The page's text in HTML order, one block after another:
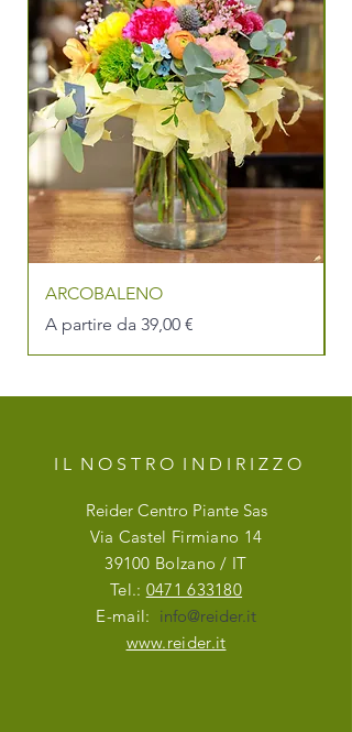
ARCOBALENO
A partire da 39,00 €
Prezzo scontato
I L N O S T R O I N D I R I Z Z O
Reider Centro Piante Sas
Via Castel Firmiano 14
39100 Bolzano / IT
Tel.: 0471 633180
E-mail: info@reider.it
www.reider.it